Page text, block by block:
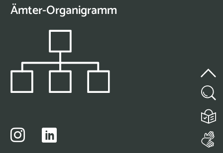
Ämter-Organigramm